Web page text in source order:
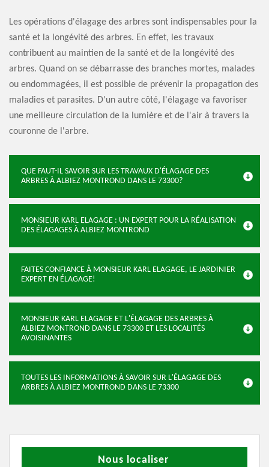
Les opérations d'élagage des arbres sont indispensables pour la
santé et la longévité des arbres. En effet, les travaux
contribuent au maintien de la santé et de la longévité des
arbres. Quand on se débarrasse des branches mortes, malades
ou endommagées, il est possible de prévenir la propagation des
maladies et parasites. D'un autre côté, l'élagage va favoriser
une meilleure circulation de la lumière et de l'air à travers la
couronne de l'arbre.
QUE FAUT-IL SAVOIR SUR LES TRAVAUX D'ÉLAGAGE DES
ARBRES À ALBIEZ MONTROND DANS LE 73300?
MONSIEUR KARL ELAGAGE : UN EXPERT POUR LA RÉALISATION
DES ÉLAGAGES À ALBIEZ MONTROND
FAITES CONFIANCE À MONSIEUR KARL ELAGAGE, LE JARDINIER
EXPERT EN ÉLAGAGE!
MONSIEUR KARL ELAGAGE ET L'ÉLAGAGE DES ARBRES À
ALBIEZ MONTROND DANS LE 73300 ET LES LOCALITÉS
AVOISINANTES
TOUTES LES INFORMATIONS À SAVOIR SUR L'ÉLAGAGE DES
ARBRES À ALBIEZ MONTROND DANS LE 73300
Nous localiser